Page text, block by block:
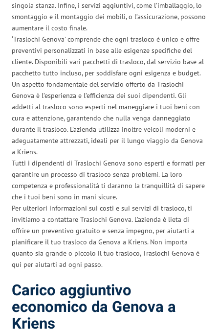
singola stanza. Infine, i servizi aggiuntivi, come l’imballaggio, lo
smontaggio e il montaggio dei mobili, o l’assicurazione, possono
aumentare il costo finale.
‘Traslochi Genova’ comprende che ogni trasloco è unico e offre
preventivi personalizzati in base alle esigenze specifiche del
cliente. Disponibili vari pacchetti di trasloco, dal servizio base al
pacchetto tutto incluso, per soddisfare ogni esigenza e budget.
Un aspetto fondamentale del servizio offerto da Traslochi
Genova è l’esperienza e l’efficienza dei suoi dipendenti. Gli
addetti al trasloco sono esperti nel maneggiare i tuoi beni con
cura e attenzione, garantendo che nulla venga danneggiato
durante il trasloco. L’azienda utilizza inoltre veicoli moderni e
adeguatamente attrezzati, ideali per il lungo viaggio da Genova
a Kriens.
Tutti i dipendenti di Traslochi Genova sono esperti e formati per
garantire un processo di trasloco senza problemi. La loro
competenza e professionalità ti daranno la tranquillità di sapere
che i tuoi beni sono in mani sicure.
Per ulteriori informazioni sui costi e sui servizi di trasloco, ti
invitiamo a contattare Traslochi Genova. L’azienda è lieta di
offrire un preventivo gratuito e senza impegno, per aiutarti a
pianificare il tuo trasloco da Genova a Kriens. Non importa
quanto sia grande o piccolo il tuo trasloco, Traslochi Genova è
qui per aiutarti ad ogni passo.
Carico aggiuntivo
economico da Genova a
Kriens